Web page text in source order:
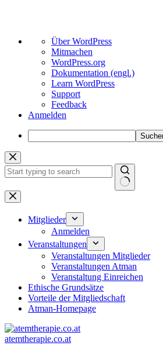
Über
WordPress
Über WordPress
Mitmachen
WordPress.org
Dokumentation (engl.)
Learn WordPress
Support
Feedback
Anmelden
Suchen
Zum
Inhalt
springen
Keine
Ergebnisse
Mitglieder
Anmelden
Veranstaltungen
Veranstaltungen Mitglieder
Veranstaltungen Atman
Veranstaltung Einreichen
Ethische Grundsätze
Vorteile der Mitgliedschaft
Atman-Homepage
atemtherapie.co.at